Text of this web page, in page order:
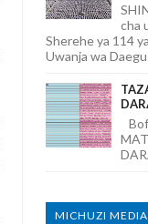
cha
Sherehe ya 114
Uwanja wa
MICHUZI